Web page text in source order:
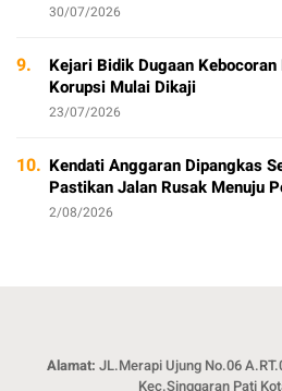
30/07/2026
9.
Kejari Bidik Dugaan
Korupsi Mulai Dikaji
23/07/2026
10. Kendati Anggaran Dipangkas
Pastikan Jalan Rusak Menuju
2/08/2026
Alamat: JL.Merapi Ujung No.06
Kec.Singgaran Pati